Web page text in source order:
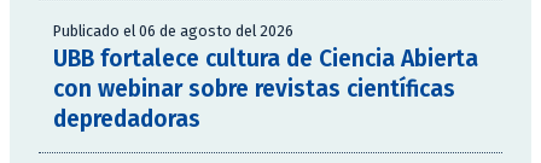
Publicado el 06 de agosto del 2026
UBB fortalece cultura de Ciencia Abierta
con webinar sobre revistas científicas
depredadoras